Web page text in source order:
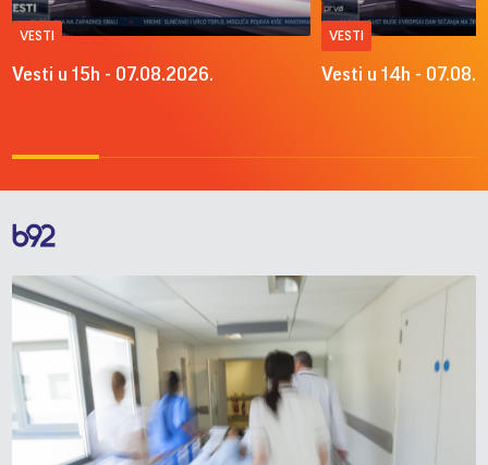
VESTI
Vesti u 15h - 07.08.2026.
VESTI
Vesti u 14h -